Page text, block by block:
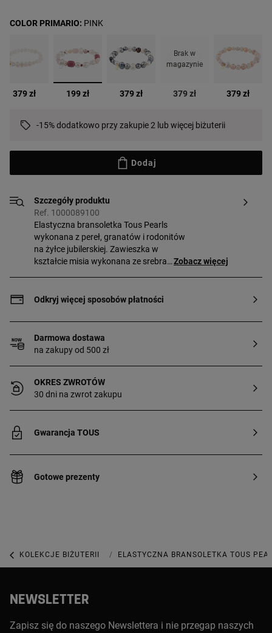
379 zł wybrane
199 zł 379 zł
Brak w
magazynie
379 zł 379 zł
COLOR PRIMARIO: PINK
-15% dodatkowo przy zakupie 2 lub więcej biżuterii
Dodaj
Szczegóły produktu
Ref. 1000089100
Elastyczna bransoletka Tous Pearls
wykonana z pereł, granatów i rodonitów
na żyłce jubilerskiej. Zawieszka w
kształcie misia wykonana ze srebra
Zobacz więcej
Odkryj więcej sposobów płatności
Darmowa dostawa
na zakupy od 500 zł
OKRES ZWROTÓW
30 dni na zwrot zakupu
Gwarancja TOUS
Gotowe prezenty
KOLEKCJE BIŻUTERII KOLEKCJA TOUS PEARLS
ELASTYCZNA BRANSOLETKA TOUS
NEWSLETTER
Zapisz się do naszego Newslettera i nie przegap naszych